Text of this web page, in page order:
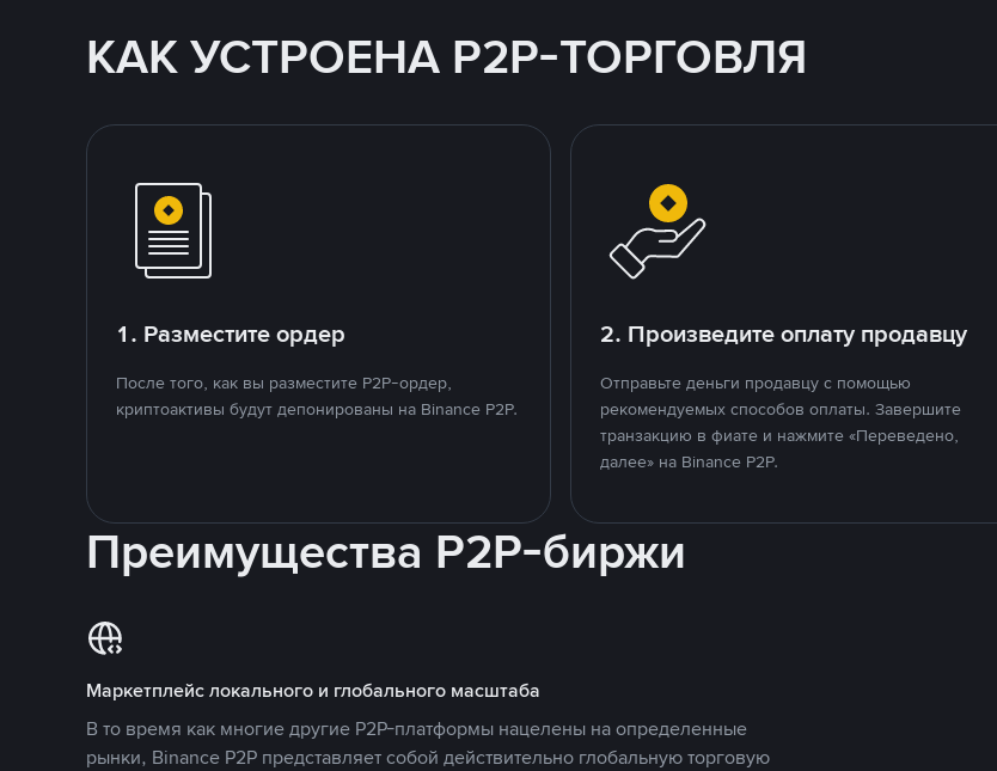
КАК УСТРОЕНА P2P-ТОРГОВЛЯ
1. Разместите ордер
После того, как вы разместите P2P-ордер,
криптоактивы будут депонированы на Binance P2P.
2. Произведите оплату продавцу
Отправьте деньги продавцу с помощью
рекомендуемых способов оплаты. Завершите
транзакцию в фиате и нажмите «Переведено,
далее» на Binance P2P.
Преимущества P2P-биржи
Маркетплейс локального и глобального масштаба
В то время как многие другие P2P-платформы нацелены на определенные
рынки, Binance P2P представляет собой действительно глобальную торговую